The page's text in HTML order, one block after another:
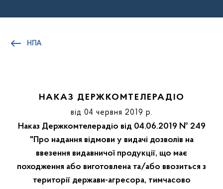
НПА
НАКАЗ ДЕРЖКОМТЕЛЕРАДІО
від 04 червня 2019 р.
Наказ Держкомтелерадіо від 04.06.2019 № 249
"Про надання відмови у видачі дозволів на
ввезення видавничої продукції, що має
походження або виготовлена та/або ввозиться з
території держави-агресора, тимчасово